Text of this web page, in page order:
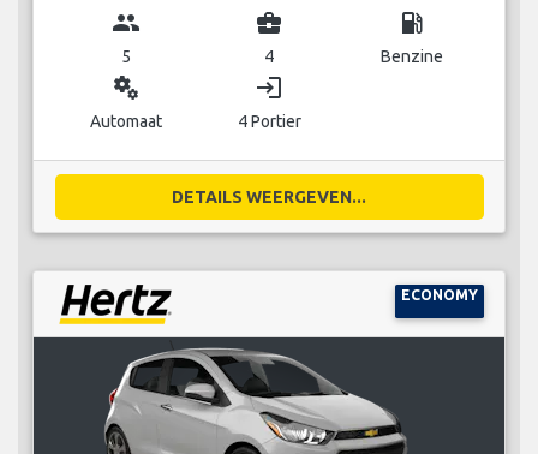
group
5
business_center
4
local_gas_station
Benzine
miscellaneous_services
Automaat
login
4 Portier
DETAILS WEERGEVEN...
ECONOMY